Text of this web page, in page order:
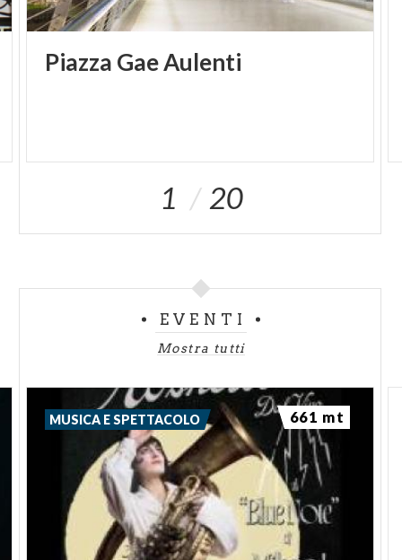
Piazza GaeAulenti
1 20
EVENTI
Mostra tutti
MUSICA E SPETTACOLO 661 mt